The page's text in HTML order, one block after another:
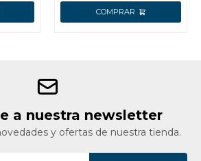
a nuestra newsletter
y ofertas de nuestra tienda.